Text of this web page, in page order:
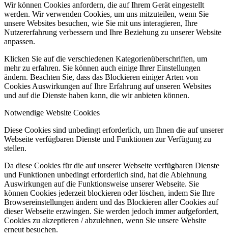
Wir können Cookies anfordern, die auf Ihrem Gerät eingestellt
werden. Wir verwenden Cookies, um uns mitzuteilen, wenn Sie
unsere Websites besuchen, wie Sie mit uns interagieren, Ihre
Nutzererfahrung verbessern und Ihre Beziehung zu unserer Website
anpassen.
Klicken Sie auf die verschiedenen Kategorienüberschriften, um
mehr zu erfahren. Sie können auch einige Ihrer Einstellungen
ändern. Beachten Sie, dass das Blockieren einiger Arten von
Cookies Auswirkungen auf Ihre Erfahrung auf unseren Websites
und auf die Dienste haben kann, die wir anbieten können.
Notwendige Website Cookies
Diese Cookies sind unbedingt erforderlich, um Ihnen die auf unserer
Webseite verfügbaren Dienste und Funktionen zur Verfügung zu
stellen.
Da diese Cookies für die auf unserer Webseite verfügbaren Dienste
und Funktionen unbedingt erforderlich sind, hat die Ablehnung
Auswirkungen auf die Funktionsweise unserer Webseite. Sie
können Cookies jederzeit blockieren oder löschen, indem Sie Ihre
Browsereinstellungen ändern und das Blockieren aller Cookies auf
dieser Webseite erzwingen. Sie werden jedoch immer aufgefordert,
Cookies zu akzeptieren / abzulehnen, wenn Sie unsere Website
erneut besuchen.